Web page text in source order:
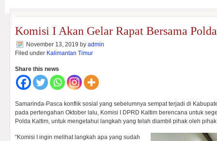
Komisi I Akan Gelar Rapat Bersama
November 13, 2019 by admin
Filed under Kalimantan Timur
Share this news
Samarinda-Pasca konflik sosial yang sebelumnya sempat terjadi di
pada pertengahan Oktober lalu, Komisi I DPRD Kaltim berencana untuk
Polda Kaltim, untuk mengetahui langkah yang telah diambil pihak oleh
“Komisi I ingin melihat langkah apa yang sudah